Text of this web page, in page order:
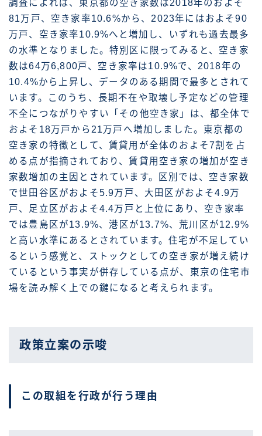
調査によれば、東京都の空き家数は2018年のおよそ
81万戸、空き家率10.6%から、2023年にはおよそ90
万戸、空き家率10.9%へと増加し、いずれも過去最多
の水準となりました。特別区に限ってみると、空き家
数は64万6,800戸、空き家率は10.9%で、2018年の
10.4%から上昇し、データのある期間で最多とされて
います。このうち、長期不在や取壊し予定などの管理
不全につながりやすい「その他空き家」は、都全体で
およそ18万戸から21万戸へ増加しました。東京都の
空き家の特徴として、賃貸用が全体のおよそ7割を占
める点が指摘されており、賃貸用空き家の増加が空き
家数増加の主因とされています。区別では、空き家数
で世田谷区がおよそ5.9万戸、大田区がおよそ4.9万
戸、足立区がおよそ4.4万戸と上位にあり、空き家率
では豊島区が13.9%、港区が13.7%、荒川区が12.9%
と高い水準にあるとされています。住宅が不足してい
るという感覚と、ストックとしての空き家が増え続け
ているという事実が併存している点が、東京の住宅市
場を読み解く上での鍵になると考えられます。
政策立案の示唆
この取組を行政が行う理由